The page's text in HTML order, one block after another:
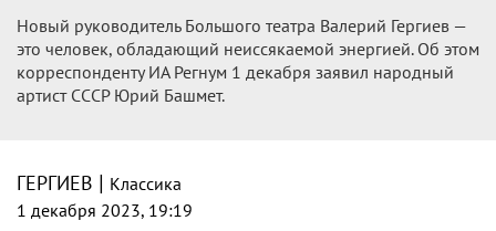
Новый руководитель Большого театра Валерий Гергиев —
это человек, обладающий неиссякаемой энергией. Об этом
корреспонденту ИА Регнум 1 декабря заявил народный
артист СССР Юрий Башмет.
ГЕРГИЕВ | Классика
1 декабря 2023, 19:19